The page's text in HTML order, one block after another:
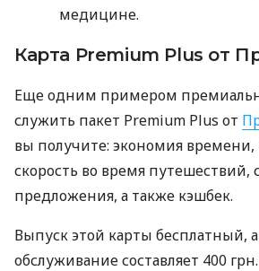
медицине.
Карта Premium Plus от
Еще одним примером
служить пакет Premium Plus от
вы получите: экономия
скорость во время путешествий,
предложения, а также кэшбек.
Выпуск этой карты бесплатный,
обслуживание составляет 400